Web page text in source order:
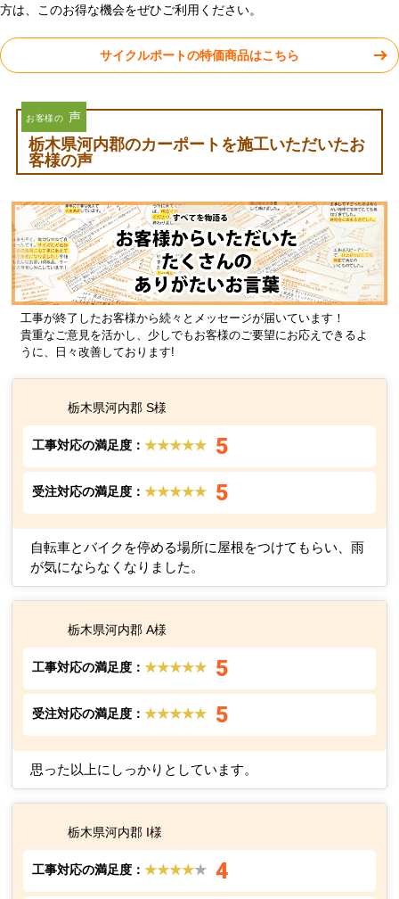
方は、このお得な機会をぜひご利用ください。
サイクルポートの特価商品はこちら
お客様の 声
栃木県河内郡のカーポートを施工いただいたお
客様の声
工事が終了したお客様から続々とメッセージが届いています！
貴重なご意見を活かし、少しでもお客様のご要望にお応えできるよ
うに、日々改善しております!
栃木県河内郡 S様
工事対応の満足度：★★★★★ 5
受注対応の満足度：★★★★★ 5
自転車とバイクを停める場所に屋根をつけてもらい、雨
が気にならなくなりました。
栃木県河内郡 A様
工事対応の満足度：★★★★★ 5
受注対応の満足度：★★★★★ 5
思った以上にしっかりとしています。
栃木県河内郡 I様
工事対応の満足度：★★★★★ 4